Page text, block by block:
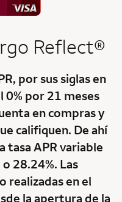
Reflect®
por sus siglas en
por 21 meses
en compras y
califiquen. De ahí
tasa APR variable
28.24%. Las
realizadas en el
la apertura de la